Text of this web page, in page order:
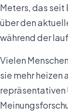
Meters, das seit
über den
während der
Vielen
sie mehr heizen
repräsentativen